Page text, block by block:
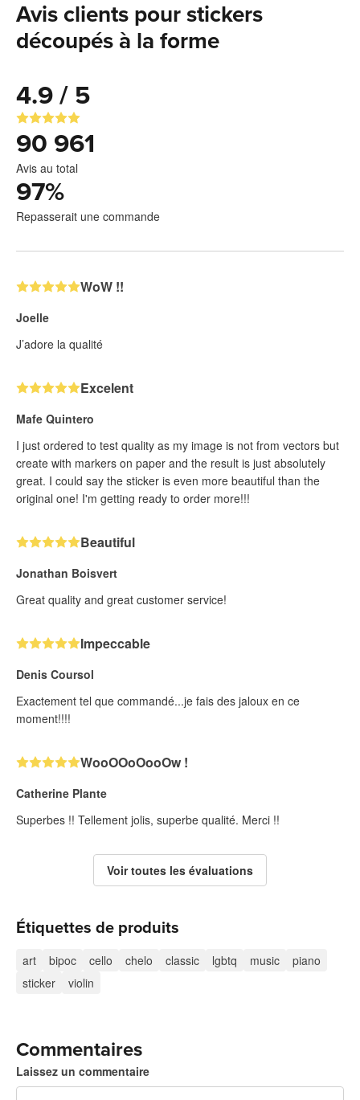
Avis clients pour stickers
découpés à la forme
4.9 / 5
90 961
Avis au total
97%
Repasserait une commande
WoW !!
Joelle
J’adore la qualité
Excelent
Mafe Quintero
I just ordered to test quality as my image is not from vectors but
create with markers on paper and the result is just absolutely
great. I could say the sticker is even more beautiful than the
original one! I'm getting ready to order more!!!
Beautiful
Jonathan Boisvert
Great quality and great customer service!
Impeccable
Denis Coursol
Exactement tel que commandé...je fais des jaloux en ce
moment!!!!
WooOOoOooOw !
Catherine Plante
Superbes !! Tellement jolis, superbe qualité. Merci !!
Voir toutes les évaluations
Étiquettes de produits
art bipoc cello chelo classic lgbtq music
piano
sticker
violin
Commentaires
Laissez un commentaire